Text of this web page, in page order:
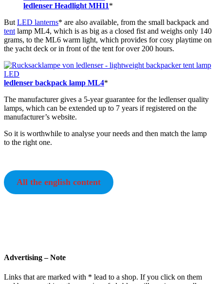
ledlenser Headlight MH11*
But LED lanterns* are also available, from the small backpack and
tent lamp ML4, which is as big as a closed fist and weighs only 140
grams, to the ML6 warm light, which provides for cosy playtime on
the yacht deck or in front of the tent for over 200 hours.
ledlenser backpack lamp ML4*
The manufacturer gives a 5-year guarantee for the ledlenser quality
lamps, which can be extended up to 7 years if registered on the
manufacturer’s website.
So it is worthwhile to analyse your needs and then match the lamp
to the right one.
All the english content
Advertising – Note
Links that are marked with * lead to a shop. If you click on them